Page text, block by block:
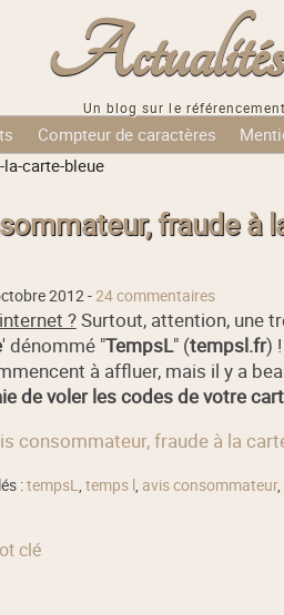
Actualités
Un blog sur le
Compteur de caractères
la-carte-bleue
fraude à
2012-24 commentaires
?Surtout, attention, une
' dénommé "TempsL" (tempsl.fr)
à affluer, mais il y a
de voler les codes de votre
consommateur, fraude à la
:tempsL, temps l, avis consommateur,
clé